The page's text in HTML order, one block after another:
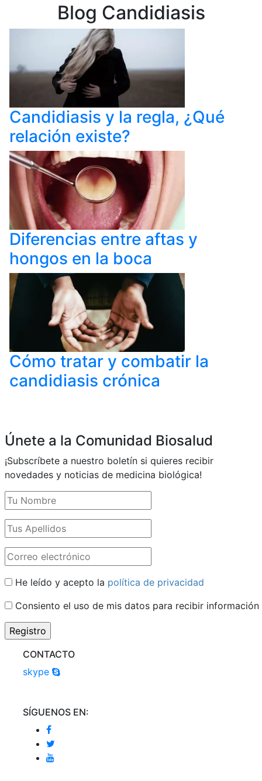
Blog Candidiasis
Candidiasis y la regla, ¿Qué
relación existe?
Diferencias entre aftas y
hongos en la boca
Cómo tratar y combatir la
candidiasis crónica
Únete a la Comunidad Biosalud
¡Subscríbete a nuestro boletín si quieres recibir
novedades y noticias de medicina biológica!
He leído y acepto la política de privacidad
Consiento el uso de mis datos para recibir información
CONTACTO
skype
SÍGUENOS EN: